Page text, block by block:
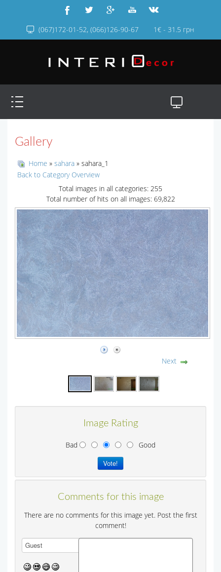
(067)172-01-52, (066)126-90-67 1€ - 31.5 грн
Gallery
Home » sahara » sahara_1
Back to Category Overview
Total images in all categories: 255
Total number of hits on all images: 69,822
Next
Image Rating
Bad Good
Comments for this image
There are no comments for this image yet. Post the first
comment!